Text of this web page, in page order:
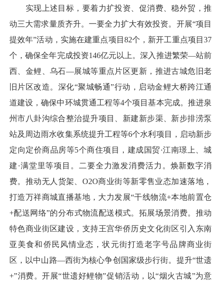
实现上述目标，要着力扩投资、促消费、稳外贸，推
动三大需求量质齐升。一要全力扩大有效投资。开展“项目
提效年”活动，实施在建重点项目82个，新开工重点项目37
个，确保全年完成投资146亿元以上。深入推进繁荣—站前
西、金鲤、乌石—展城等重点片区更新，推进古城危旧老
旧片区改造。深化“聚城畅通”行动，启动金鲤大桥跨江通
道建设，确保中环城贯通工程等4个项目基本完成。推进泉
州市八卦沟综合整治提升项目、新建新步渠、新步排涝泵
站及周边雨水收集系统提升工程等6个水利项目，启动新步
定向定价商品房等5个商住项目，建成国贸·江南璟上、城
建·满堂里等项目。二要全力激发消费活力。焕新数字消
费。推动无人货架、O2O商业街等新零售业态加速落地，
打造万祥商城直播基地，大力发展“干线物流+本地前置仓
+配送网络”的分布式物流配送模式。拓展场景消费。推动
特色商业街区建设，支持王宫华侨历史文化街区引入东南
亚美食和侨民风情业态，状元街打造老字号品牌商业街
区，以中山路—西街为核心争创国家级步行街。提升“世遗
+”消费。开展“世遗好鲤物”促销活动，以“烟火古城”为意